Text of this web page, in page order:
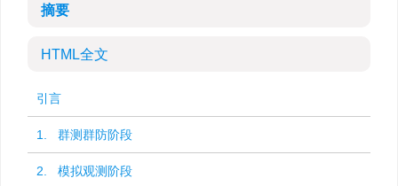
摘要
HTML全文
引言
1. 群测群防阶段
2. 模拟观测阶段